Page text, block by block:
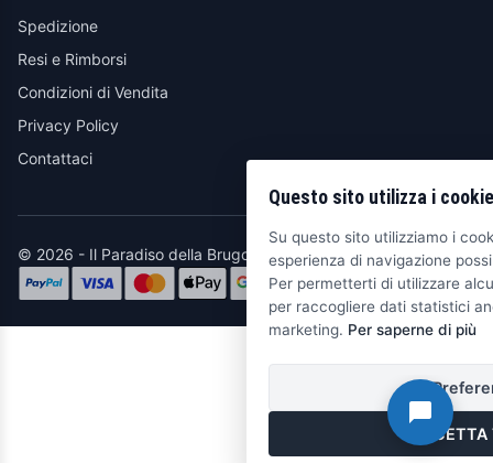
Spedizione
Resi e Rimborsi
Condizioni di Vendita
Privacy Policy
Contattaci
© 2026 - Il Paradiso della Brugola
Questo sito utilizza i cookie
Su questo sito utilizziamo i
esperienza di navigazione
Per permetterti di utilizzare
per raccogliere dati statistici
marketing. Per saperne di più